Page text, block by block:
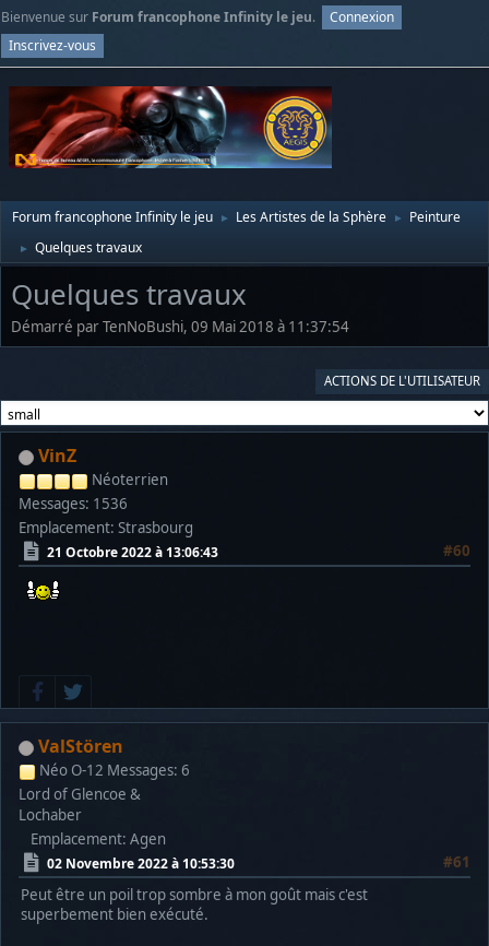
Bienvenue sur Forum francophone Infinity le jeu.
Connexion
Inscrivez-vous
Forum francophone Infinity le jeu ► Les Artistes de la Sphère ► Peinture
► Quelques travaux
Quelques travaux
Démarré par TenNoBushi, 09 Mai 2018 à 11:37:54
ACTIONS DE L'UTILISATEUR
VinZ
Néoterrien
Messages: 1536
Emplacement: Strasbourg
21 Octobre 2022 à 13:06:43 #60
ValStören
Néo O-12 Messages: 6
Lord of Glencoe &
Lochaber
Emplacement: Agen
02 Novembre 2022 à 10:53:30
#61
Peut être un poil trop sombre à mon goût mais c'est
superbement bien exécuté.